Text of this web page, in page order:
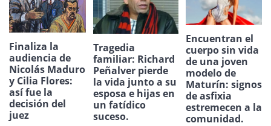
Finaliza la
audiencia de
Nicolás Maduro
y Cilia Flores:
así fue la
decisión del
juez
Tragedia
familiar: Richard
Peñalver pierde
la vida junto a su
esposa e hijas en
un fatídico
suceso.
Encuentran el
cuerpo sin vida
de una joven
modelo de
Maturín: signos
de asfixia
estremecen a la
comunidad.